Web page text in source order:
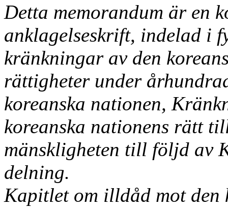
Detta memorandum är en
anklagelseskrift, indelad i
kränkningar av den
rättigheter under
koreanska nationen,
koreanska nationens rätt
mänskligheten till följd av
delning.
Kapitlet om illdåd mot den